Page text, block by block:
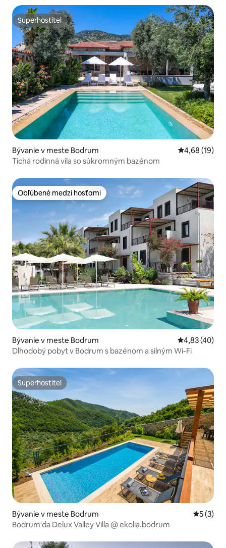
Superhostiteľ
Superhostiteľ
Bývanie v meste Bodrum Priemerné
4,68 (19)
Tichá rodinná vila so súkromným bazénom
Obľúbené medzi hosťami
Obľúbené medzi hosťami
Bývanie v meste Bodrum Priemerné
4,83 (40)
Dlhodobý pobyt v Bodrum s bazénom a silným Wi-Fi
Superhostiteľ
Superhostiteľ
Bývanie v meste Bodrum
5 (3)
Bodrum'da Delux Valley Villa @ ekolia.bodrum